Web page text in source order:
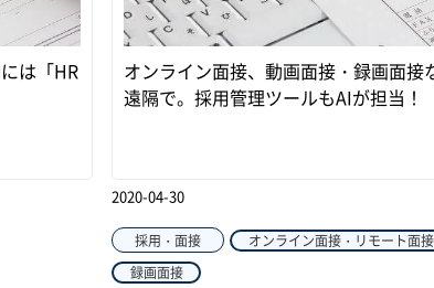
は「HR
オンライン面接、動画面接・録画面接
遠隔で。採用管理ツールもAIが担当！
2020-04-30
採用・面接 オンライン面接・リモート面接
録画面接